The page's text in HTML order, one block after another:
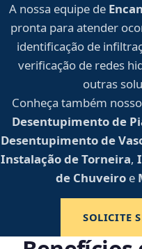
A nossa equipe de
pronta para atender
identificação de
verificação de redes
outras
Conheça também
Desentupimento de
Desentupimento de
Instalação de Torneira,
de Chuveiro e
SOLICITE